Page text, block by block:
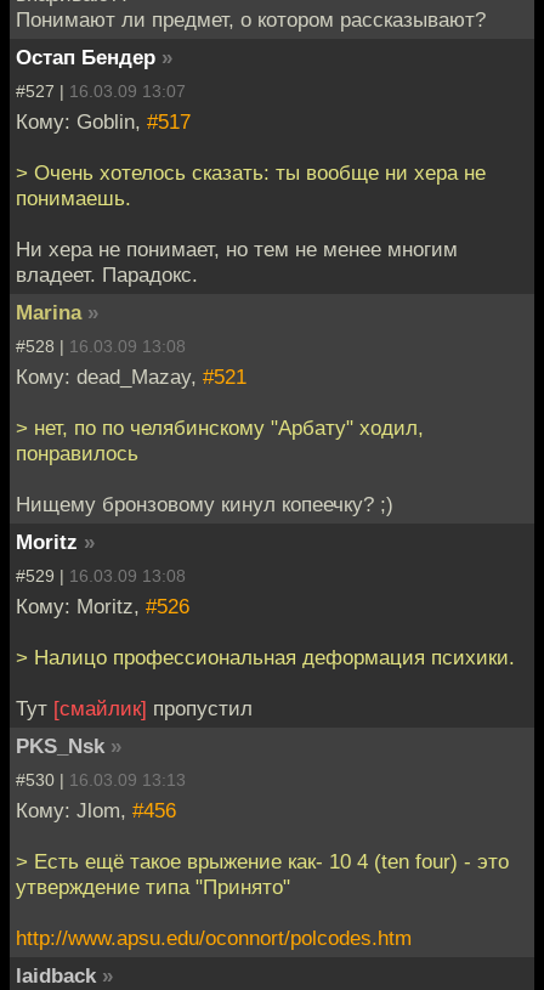
Понимают ли предмет, о котором рассказывают?
Остап Бендер »
#527 | 16.03.09 13:07
Кому: Goblin, #517
> Очень хотелось сказать: ты вообще ни хера не
понимаешь.
Ни хера не понимает, но тем не менее многим
владеет. Парадокс.
Marina »
#528 | 16.03.09 13:08
Кому: dead_Mazay, #521
> нет, по по челябинскому "Арбату" ходил,
понравилось
Нищему бронзовому кинул копеечку? ;)
Moritz »
#529 | 16.03.09 13:08
Кому: Moritz, #526
> Налицо профессиональная деформация психики.
Тут [смайлик] пропустил
PKS_Nsk »
#530 | 16.03.09 13:13
Кому: Jlom, #456
> Есть ещё такое врыжение как- 10 4 (ten four) - это
утверждение типа "Принято"
http://www.apsu.edu/oconnort/polcodes.htm
laidback »